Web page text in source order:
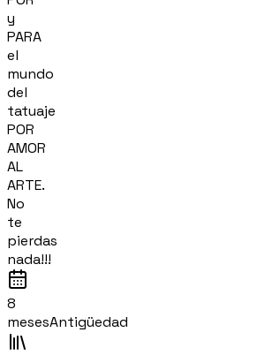
y
PARA
el
mundo
del
tatuaje
POR
AMOR
AL
ARTE.
No
te
pierdas
nada!!!
8
mesesAntigüedad